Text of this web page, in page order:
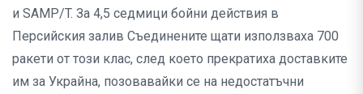
и SAMP/T. За 4,5 седмици бойни действия в
Персийския залив Съединените щати използваха 700
ракети от този клас, след което прекратиха доставките
им за Украйна, позовавайки се на недостатъчни